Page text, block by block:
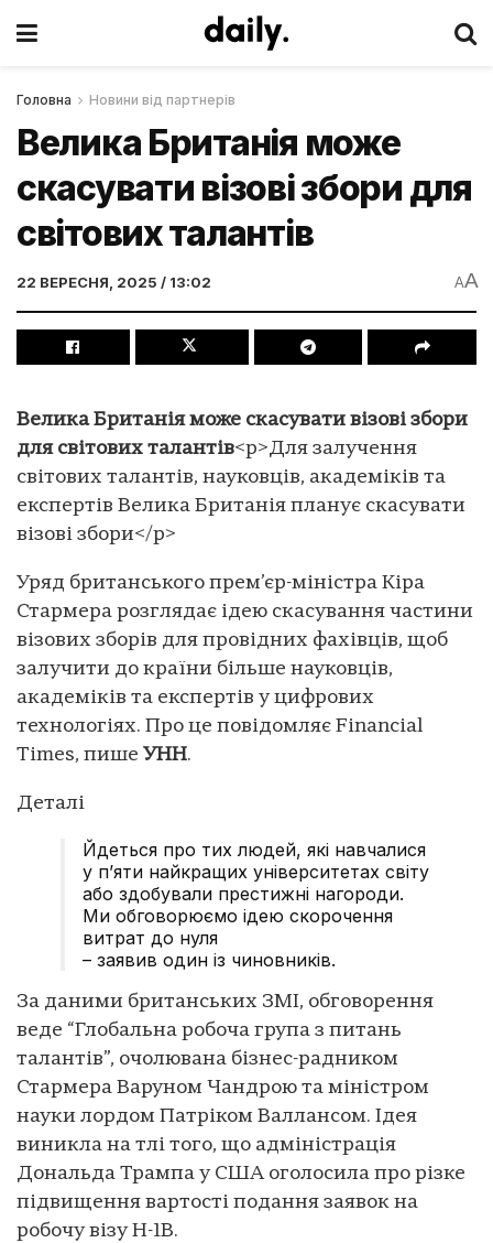
Головна Новини від партнерів
Велика Британія може
скасувати візові збори для
світових талантів
22 ВЕРЕСНЯ, 2025 / 13:02 AA
Велика Британія може скасувати візові збори
для світових талантів<p>Для залучення
світових талантів, науковців, академіків та
експертів Велика Британія планує скасувати
візові збори</p>
Уряд британського прем’єр-міністра Кіра
Стармера розглядає ідею скасування частини
візових зборів для провідних фахівців, щоб
залучити до країни більше науковців,
академіків та експертів у цифрових
технологіях. Про це повідомляє Financial
Times, пише УНН.
Деталі
Йдеться про тих людей, які навчалися
у п’яти найкращих університетах світу
або здобували престижні нагороди.
Ми обговорюємо ідею скорочення
витрат до нуля
– заявив один із чиновників.
За даними британських ЗМІ, обговорення
веде “Глобальна робоча група з питань
талантів”, очолювана бізнес-радником
Стармера Варуном Чандрою та міністром
науки лордом Патріком Валлансом. Ідея
виникла на тлі того, що адміністрація
Дональда Трампа у США оголосила про різке
підвищення вартості подання заявок на
робочу візу H-1B.